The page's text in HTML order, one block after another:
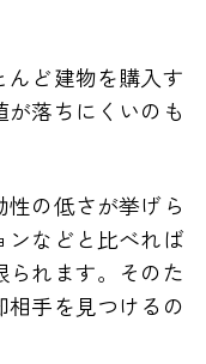
んど建物を購入す
落ちにくいのも
の低さが挙げら
ンなどと比べれば
れます。そのた
手を見つけるの